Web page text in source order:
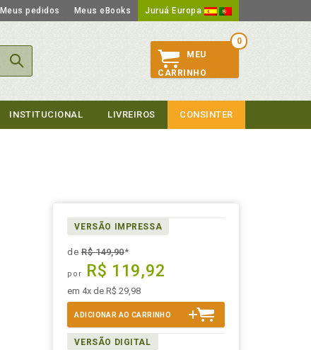
Meus pedidos Meus eBooks Juruá Europa
0
MEU
CARRINHO
INSTITUCIONAL LIVREIROS CONSINTER
VERSÃO IMPRESSA
deR$ 149,90*
por R$ 119,92
em 4x de R$ 29,98
ADICIONAR AO CARRINHO
VERSÃO DIGITAL